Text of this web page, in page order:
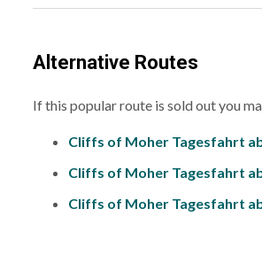
Alternative Routes
If this popular route is sold out you
Cliffs of Moher Tagesfahrt
Cliffs of Moher Tagesfahrt
Cliffs of Moher Tagesfahrt